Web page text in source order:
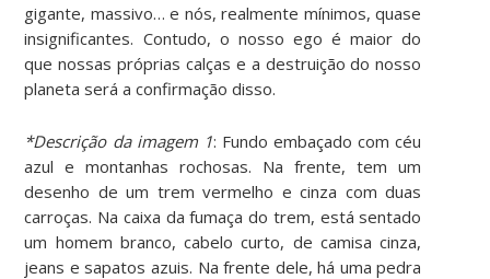
gigante, massivo… e nós, realmente mínimos, quase
insignificantes. Contudo, o nosso ego é maior do
que nossas próprias calças e a destruição do nosso
planeta será a confirmação disso.
*Descrição da imagem 1: Fundo embaçado com céu
azul e montanhas rochosas. Na frente, tem um
desenho de um trem vermelho e cinza com duas
carroças. Na caixa da fumaça do trem, está sentado
um homem branco, cabelo curto, de camisa cinza,
jeans e sapatos azuis. Na frente dele, há uma pedra